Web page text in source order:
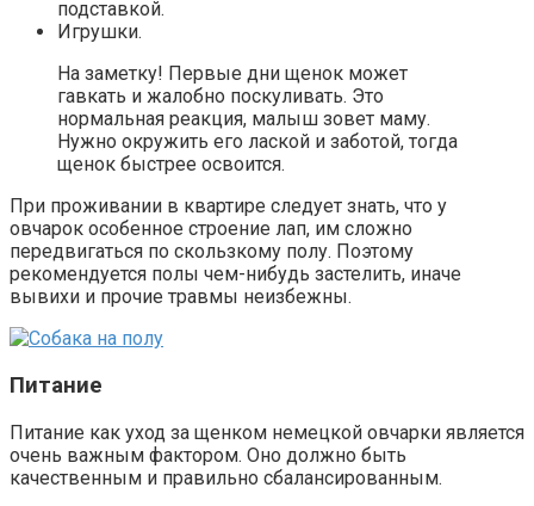
подставкой.
Игрушки.
На заметку! Первые дни щенок может
гавкать и жалобно поскуливать. Это
нормальная реакция, малыш зовет маму.
Нужно окружить его лаской и заботой, тогда
щенок быстрее освоится.
При проживании в квартире следует знать, что у
овчарок особенное строение лап, им сложно
передвигаться по скользкому полу. Поэтому
рекомендуется полы чем-нибудь застелить, иначе
вывихи и прочие травмы неизбежны.
Питание
Питание как уход за щенком немецкой овчарки является
очень важным фактором. Оно должно быть
качественным и правильно сбалансированным.